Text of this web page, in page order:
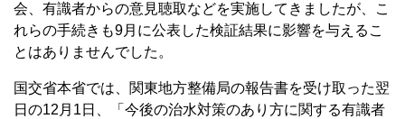
会、有識者からの意見聴取などを実施してきましたが、こ
れらの手続きも9月に公表した検証結果に影響を与えるこ
とはありませんでした。
国交省本省では、関東地方整備局の報告書を受け取った翌
日の12月1日、「今後の治水対策のあり方に関する有識者